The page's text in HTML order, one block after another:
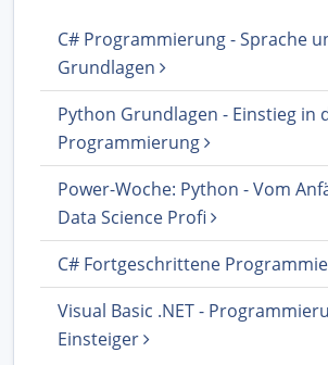
C# Programmierung - Sprache
Grundlagen
Python Grundlagen - Einstieg in
Programmierung
Power-Woche: Python - Vom
Data Science Profi
C# Fortgeschrittene
Visual Basic .NET -
Einsteiger